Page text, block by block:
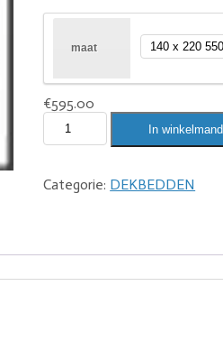
maat
€595.00
In winkelmand
Categorie: DEKBEDDEN